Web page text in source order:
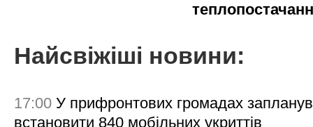
Найсвіжіші новини:
17:00 У прифронтових громадах
встановити 840 мобільних укриттів